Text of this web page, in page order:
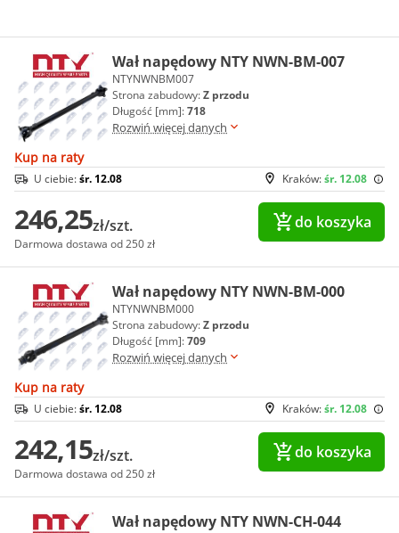
Wał napędowy NTY NWN-BM-007
NTYNWNBM007
Strona zabudowy:Z przodu
Długość [mm]:718
Rozwiń więcej danych
Kup na raty
Kraków:śr. 12.08
U ciebie:śr. 12.08
246,25zł/szt.
Darmowa dostawa od 250 zł
do koszyka
Wał napędowy NTY NWN-BM-000
NTYNWNBM000
Strona zabudowy:Z przodu
Długość [mm]:709
Rozwiń więcej danych
Kup na raty
Kraków:śr. 12.08
U ciebie:śr. 12.08
242,15zł/szt.
Darmowa dostawa od 250 zł
do koszyka
Wał napędowy NTY NWN-CH-044